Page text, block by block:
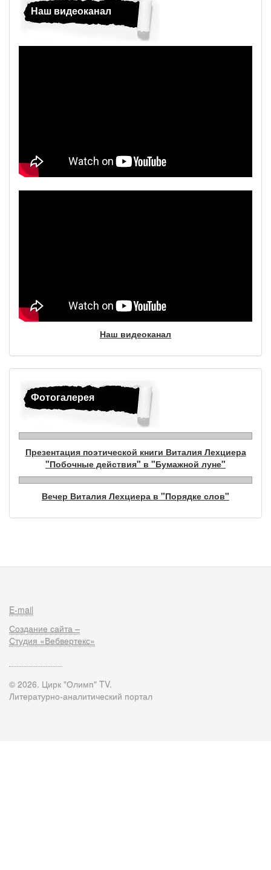
Наш видеоканал
Наш видеоканал
Фотогалерея
Презентация поэтической книги Виталия Лехциера
"Побочные действия" в "Бумажной луне"
Вечер Виталия Лехциера в "Порядке слов"
E-mail
Создание сайта –
Студия «Вебвертекс»
© 2026. Цирк "Олимп" TV.
Литературно-аналитический портал